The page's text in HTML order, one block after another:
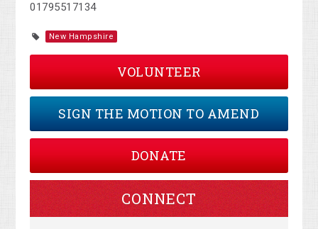
01795517134
New Hampshire
VOLUNTEER
SIGN THE MOTION TO AMEND
DONATE
CONNECT